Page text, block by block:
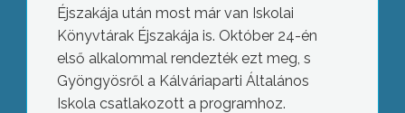
Éjszakája után most már van Iskolai
Könyvtárak Éjszakája is. Október 24-én
első alkalommal rendezték ezt meg, s
Gyöngyösről a Kálváriaparti Általános
Iskola csatlakozott a programhoz.